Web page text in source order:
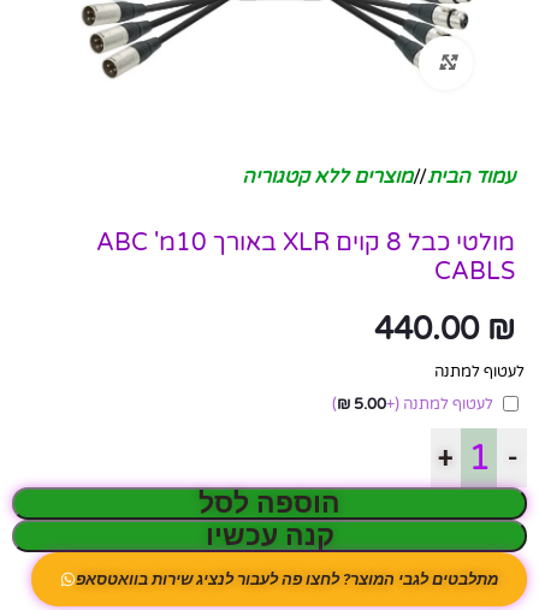
לחץ להגדלה
עמוד הבית/ מוצרים ללא קטגוריה
מולטי כבל 8 קוים XLR באורך 10מ' ABC
CABLS
440.00 ₪
לעטוף למתנה
לעטוף למתנה (+
5.00
₪
)
-
+
הוספה לסל
קנה עכשיו
מתלבטים לגבי המוצר? לחצו פה לעבור לנציג שירות בוואטסאפ